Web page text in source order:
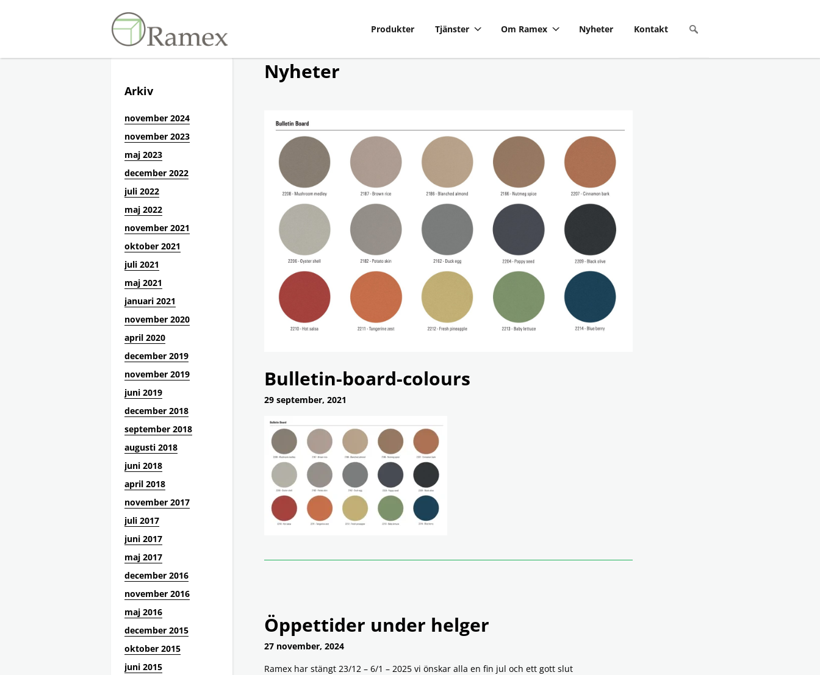
Produkter Tjänster Om Ramex Nyheter Kontakt
Nyheter
Bulletin-board-colours
29 september, 2021
Öppettider under helger
27 november, 2024
Ramex har stängt 23/12 – 6/1 – 2025 vi önskar alla en fin jul och ett gott slut
Arkiv
november 2024
november 2023
maj 2023
december 2022
juli 2022
maj 2022
november 2021
oktober 2021
juli 2021
maj 2021
januari 2021
november 2020
april 2020
december 2019
november 2019
juni 2019
december 2018
september 2018
augusti 2018
juni 2018
april 2018
november 2017
juli 2017
juni 2017
maj 2017
december 2016
november 2016
maj 2016
december 2015
oktober 2015
juni 2015